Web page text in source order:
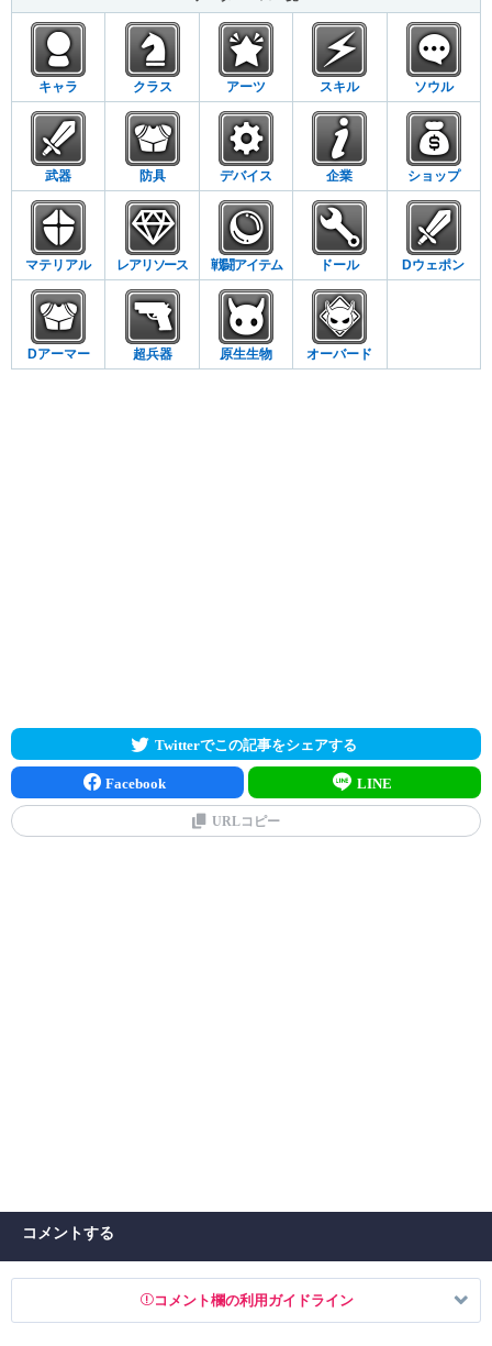
キャラ クラス アーツ スキル ソウル
武器 防具 デバイス 企業 ショップ
マテリアル レアリソース 戦闘アイテム ドール Dウェポン
Dアーマー 超兵器 原生生物 オーバード
Twitterでこの記事をシェアする
Facebook LINE
URLコピー
コメントする
コメント欄の利用ガイドライン